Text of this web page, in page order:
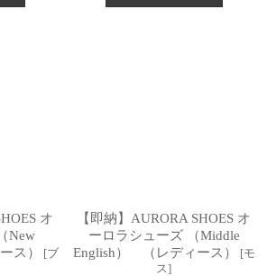
オ
New
ス）
[ブ
【即納】AURORA SHOES オ
ーロラシューズ （Middle
English） （レディース）
[モ
ス]